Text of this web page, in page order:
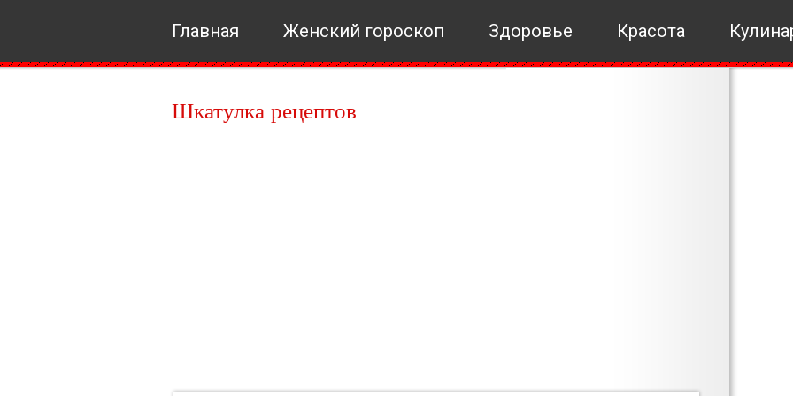
Главная Женский гороскоп Здоровье Красота
Шкатулка рецептов